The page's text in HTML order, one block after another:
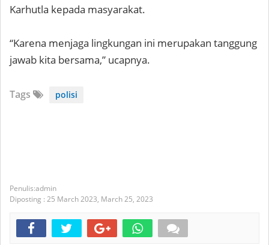
Karhutla kepada masyarakat.
“Karena menjaga lingkungan ini merupakan tanggung
jawab kita bersama,” ucapnya.
Tags polisi
admin
Diposting : 25 March 2023, March 25, 2023